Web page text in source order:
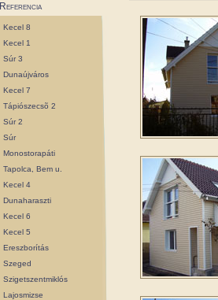
Referencia
Kecel 8
Kecel 1
Súr 3
Dunaújváros
Kecel 7
Tápiószecsõ 2
Súr 2
Súr
Monostorapáti
Tapolca, Bem u.
Kecel 4
Dunaharaszti
Kecel 6
Kecel 5
Ereszborítás
Szeged
Szigetszentmiklós
Lajosmizse